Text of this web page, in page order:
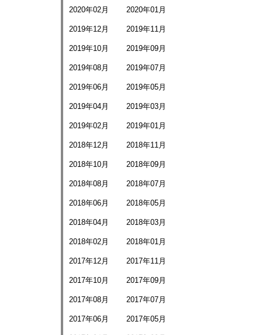
2020年02月 2020年01月
2019年12月 2019年11月
2019年10月 2019年09月
2019年08月 2019年07月
2019年06月 2019年05月
2019年04月 2019年03月
2019年02月 2019年01月
2018年12月 2018年11月
2018年10月 2018年09月
2018年08月 2018年07月
2018年06月 2018年05月
2018年04月 2018年03月
2018年02月 2018年01月
2017年12月 2017年11月
2017年10月 2017年09月
2017年08月 2017年07月
2017年06月 2017年05月